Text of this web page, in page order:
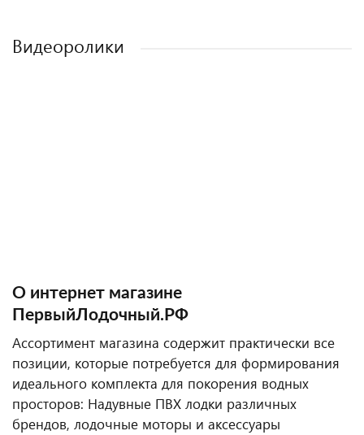
Видеоролики
О интернет магазине
ПервыйЛодочный.РФ
Ассортимент магазина содержит практически все
позиции, которые потребуется для формирования
идеального комплекта для покорения водных
просторов: Надувные ПВХ лодки различных
брендов, лодочные моторы и аксессуары